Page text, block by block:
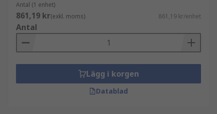
Antal (1 enhet)
861,19 kr(exkl. moms) 861,19 kr/enhet
Antal
Lägg i korgen
Datablad